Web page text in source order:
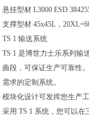
悬挂型材 L3000 ESD
支撑型材 45x45L，
TS 1 输送系统
TS 1 是博世力士乐系列输
曲段，可保证生产可靠性
需求的定制系统。
模块化设计可发挥您生产
采用 TS 1 系统，您可以在